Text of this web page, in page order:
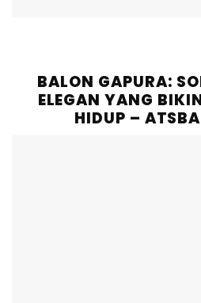
BALON GAPURA:
ELEGAN YANG
HIDUP –